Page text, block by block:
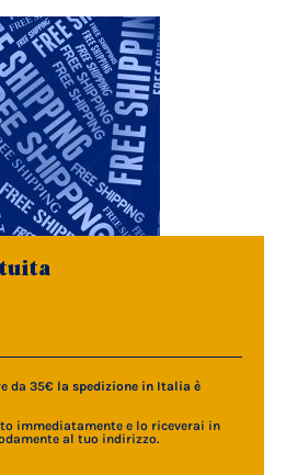
da 35€ la spedizione in Italia è
immediatamente e lo riceverai in
al tuo indirizzo.